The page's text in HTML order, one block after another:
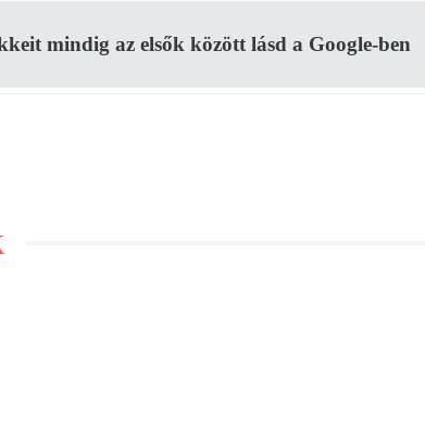
mindig az elsők között lásd a Google-ben